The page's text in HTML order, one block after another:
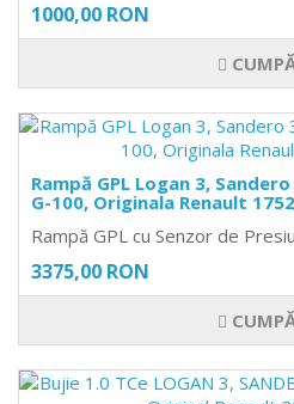
1000,00 RON
Rampă GPL Logan 3,
G-100, Originala Renault
Rampă GPL cu Senzor de
3375,00 RON